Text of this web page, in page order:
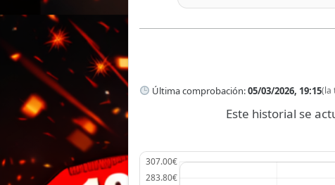
Última comprobación:05/03/2026, 19:15(la
Este historial se